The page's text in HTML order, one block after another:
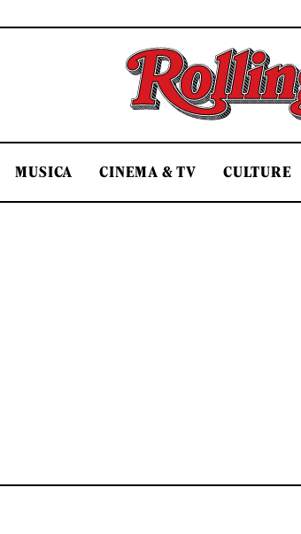
MUSICA CINEMA & TV CULTURE